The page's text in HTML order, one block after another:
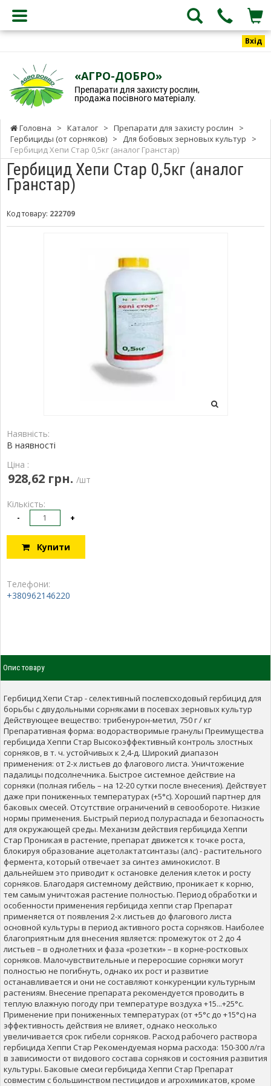
Вхід
«АГРО-ДОБРО»
Препарати для захисту рослин,
продажа посівного матеріалу.
Головна > Каталог > Препарати для захисту рослин
>
Гербициды (от сорняков) > Для бобовых зерновых культур
>
Гербицид Хепи Cтар 0,5кг (аналог Гранстар)
Гербицид Хепи Cтар 0,5кг (аналог
Гранстар)
Код товару: 222709
Наявність:
В наявності
Ціна :
928,62 грн. /шт
Кількість:
- +
Купити
Телефони:
+380962146220
Опис товару
Гербицид Хепи Стар - селективный послевсходовый гербицид для
борьбы с двудольными сорняками в посевах зерновых культур
Действующее вещество: трибенурон-метил, 750 г / кг
Препаративная форма: водорастворимые гранулы Преимущества
гербицида Хеппи Стар Высокоэффективный контроль злостных
сорняков, в т. ч. устойчивых к 2,4-д. Широкий диапазон
применения: от 2-х листьев до флагового листа. Уничтожение
падалицы подсолнечника. Быстрое системное действие на
сорняки (полная гибель – на 12-20 сутки после внесения). Действует
даже при пониженных температурах (+5°с). Хороший партнер для
баковых смесей. Отсутствие ограничений в севообороте. Низкие
нормы применения. Быстрый период полураспада и безопасность
для окружающей среды. Механизм действия гербицида Хеппи
Стар Проникая в растение, препарат движется к точке роста,
блокируя образование ацетолактатсинтазы (алс) - растительного
фермента, который отвечает за синтез аминокислот. В
дальнейшем это приводит к остановке деления клеток и росту
сорняков. Благодаря системному действию, проникает к корню,
тем самым уничтожая растение полностью. Период обработки и
особенности применения гербицида хеппи стар Препарат
применяется от появления 2-х листьев до флагового листа
основной культуры в период активного роста сорняков. Наиболее
благоприятным для внесения является: промежуток от 2 до 4
листьев – в однолетних и фаза «розетки» – в корне-ростковых
сорняков. Малочувствительные и переросшие сорняки могут
полностью не погибнуть, однако их рост и развитие
останавливается и они не составляют конкуренции культурным
растениям. Внесение препарата рекомендуется проводить в
теплую влажную погоду при температуре воздуха +15...+25°с.
Применение при пониженных температурах (от +5°с до +15°с) на
эффективность действия не влияет, однако несколько
увеличивается срок гибели сорняков. Расход рабочего раствора
гербицида Хеппи Стар Рекомендуемая норма расхода: 150-300 л/га
в зависимости от видового состава сорняков и состояния развития
культуры. Баковые смеси гербицида Хеппи Стар Препарат
совместим с большинством пестицидов и агрохимикатов, кроме